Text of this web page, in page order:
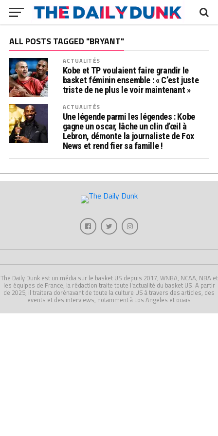
ALL POSTS TAGGED "BRYANT"
ACTUALITÉS
Kobe et TP voulaient faire grandir le
basket féminin ensemble : « C’est juste
triste de ne plus le voir maintenant »
ACTUALITÉS
Une légende parmi les légendes : Kobe
gagne un oscar, lâche un clin d’œil à
Lebron, démonte la journaliste de Fox
News et rend fier sa famille !
The Daily Dunk est un média sur le basket US depuis 2017, WNBA, NCAA, NBA et
les équipes de France, la rédaction traite toute l'actualité du basket US. A partir
de 2025, il traitera dorénavant de toute la culture US à travers des articles, des
events et des interviews, notamment à Los Angeles et ouais